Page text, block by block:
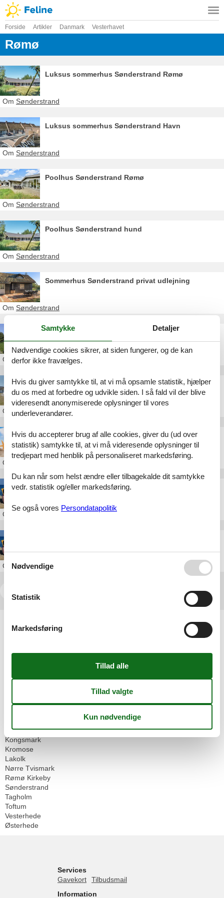
Forside Artikler Danmark Vesterhavet
Rømø
Luksus sommerhus Sønderstrand Rømø
Om Sønderstrand
Luksus sommerhus Sønderstrand Havn
Om Sønderstrand
Poolhus Sønderstrand Rømø
Om Sønderstrand
Poolhus Sønderstrand hund
Om Sønderstrand
Sommerhus Sønderstrand privat udlejning
Om Sønderstrand
Sommerhus Sønderstrand privat Danmark
OmSønderstrand
Sommerhus Rømø privat weekend
OmRømø
Sommerhus Rømø privat last minute
Om
Luksus sommerhus Rømø billigt
Om Rømø
OmRømø
>>
Alle
Alle
Vesterhavet
Havneby
Kongsmark
Kromose
Lakolk
Nørre Tvismark
Rømø Kirkeby
Sønderstrand
Tagholm
Toftum
Vesterhede
Østerhede
Services
Gavekort
Tilbudsmail
Information
Samtykke Detaljer
Nødvendige cookies sikrer, at siden fungerer, og de kan
derfor ikke fravælges.
Hvis du giver samtykke til, at vi må opsamle statistik, hjælper
du os med at forbedre og udvikle siden. I så fald vil der blive
videresendt anonymiserede oplysninger til vores
underleverandører.
Hvis du accepterer brug af alle cookies, giver du (ud over
statistik) samtykke til, at vi må videresende oplysninger til
tredjepart med henblik på personaliseret markedsføring.
Du kan når som helst ændre eller tilbagekalde dit samtykke
vedr. statistik og/eller markedsføring.
Se også vores Persondatapolitik
Nødvendige
Statistik
Markedsføring